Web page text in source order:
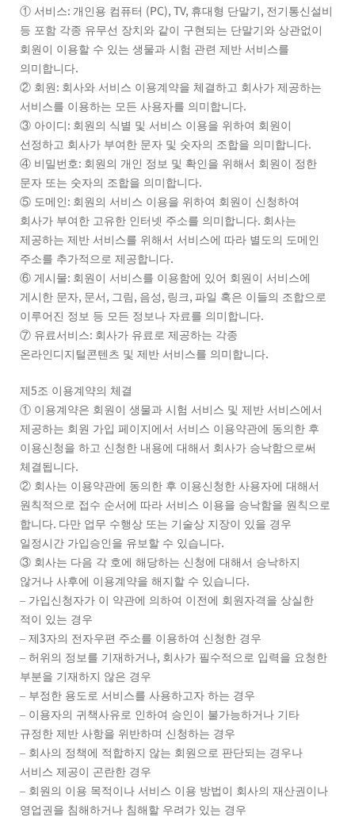
① 서비스: 개인용 컴퓨터 (PC), TV, 휴대형 단말기 , 전기통신설비
등 포함 각종 유무선 장치와 같이 구현되는 단말기와 상관없이
회원이 이용할 수 있는 생물과 시험 관련 제반 서비스를
의미합니다.
② 회원 : 회사와 서비스 이용계약을 체결하고 회사가 제공하는
서비스를 이용하는 모든 사용자를 의미합니다.
③ 아이디 : 회원의 식별 및 서비스 이용을 위하여 회원이
선정하고 회사가 부여한 문자 및 숫자의 조합을 의미합니다.
④ 비밀번호: 회원의 개인 정보 및 확인을 위해서 회원이 정한
문자 또는 숫자의 조합을 의미합니다.
⑤ 도메인 : 회원의 서비스 이용을 위하여 회원이 신청하여
회사가 부여한 고유한 인터넷 주소를 의미합니다. 회사는
제공하는 제반 서비스를 위해서 서비스에 따라 별도의 도메인
주소를 추가적으로 제공합니다.
⑥ 게시물: 회원이 서비스를 이용함에 있어 회원이 서비스에
게시한 문자, 문서 , 그림 , 음성 , 링크 , 파일 혹은 이들의 조합으로
이루어진 정보 등 모든 정보나 자료를 의미합니다.
⑦ 유료서비스: 회사가 유료로 제공하는 각종
온라인디지털콘텐츠 및 제반 서비스를 의미합니다.
제 5조 이용계약의 체결
① 이용계약은 회원이 생물과 시험 서비스 및 제반 서비스에서
제공하는 회원 가입 페이지에서 서비스 이용약관에 동의한 후
이용신청을 하고 신청한 내용에 대해서 회사가 승낙함으로써
체결됩니다.
② 회사는 이용약관에 동의한 후 이용신청한 사용자에 대해서
원칙적으로 접수 순서에 따라 서비스 이용을 승낙함을 원칙으로
합니다. 다만 업무 수행상 또는 기술상 지장이 있을 경우
일정시간 가입승인을 유보할 수 있습니다.
③ 회사는 다음 각 호에 해당하는 신청에 대해서 승낙하지
않거나 사후에 이용계약을 해지할 수 있습니다.
– 가입신청자가 이 약관에 의하여 이전에 회원자격을 상실한
적이 있는 경우
– 제 3자의 전자우편 주소를 이용하여 신청한 경우
– 허위의 정보를 기재하거나, 회사가 필수적으로 입력을 요청한
부분을 기재하지 않은 경우
– 부정한 용도로 서비스를 사용하고자 하는 경우
– 이용자의 귀책사유로 인하여 승인이 불가능하거나 기타
규정한 제반 사항을 위반하며 신청하는 경우
– 회사의 정책에 적합하지 않는 회원으로 판단되는 경우나
서비스 제공이 곤란한 경우
– 회원의 이용 목적이나 서비스 이용 방법이 회사의 재산권이나
영업권을 침해하거나 침해할 우려가 있는 경우